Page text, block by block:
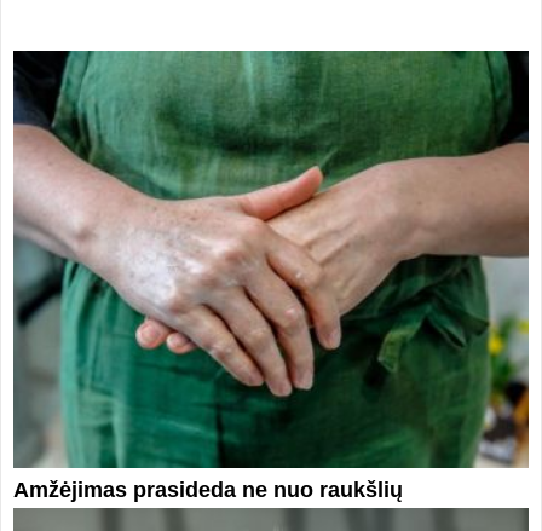
Amžėjimas prasideda ne nuo raukšlių